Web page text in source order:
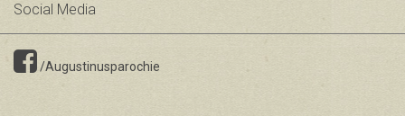
Social Media
/Augustinusparochie